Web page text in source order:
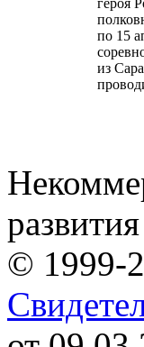
героя
по 15
из
© 1999-